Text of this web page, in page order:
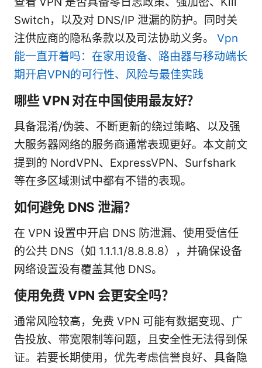
Switch，以及对 DNS/IP 泄漏的防护。同时关
注供应商的隐私条款以及司法协助义务。 Vpn
能一直开着吗：在家用设备、路由器与移动端长
期开启VPN的可行性、风险与最佳实践
哪些 VPN 对在中国使用最友好？
具备混淆/伪装、不断更新的绕过策略、以及强
大服务器网络的服务商通常表现更好。本文前文
提到的 NordVPN、ExpressVPN、Surfshark
等在多区域测试中都有不错的表现。
如何避免 DNS 泄漏？
在 VPN 设置中开启 DNS 防泄漏、使用受信任
的公共 DNS（如 1.1.1.1/8.8.8.8），并确保设备
网络设置没有覆盖其他 DNS。
使用免费 VPN 会更安全吗？
通常风险较高，免费 VPN 可能有数据变现、广
告投放、带宽限制等问题，且安全性无法得到保
证。若要长期使用，优先考虑信誉良好、具备隐